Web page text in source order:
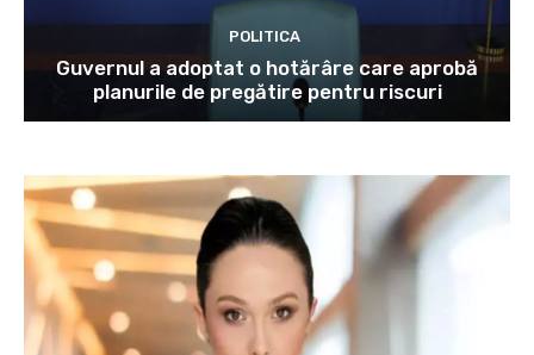
POLITICA
Guvernul a adoptat o hotărâre care aprobă
planurile de pregătire pentru riscuri